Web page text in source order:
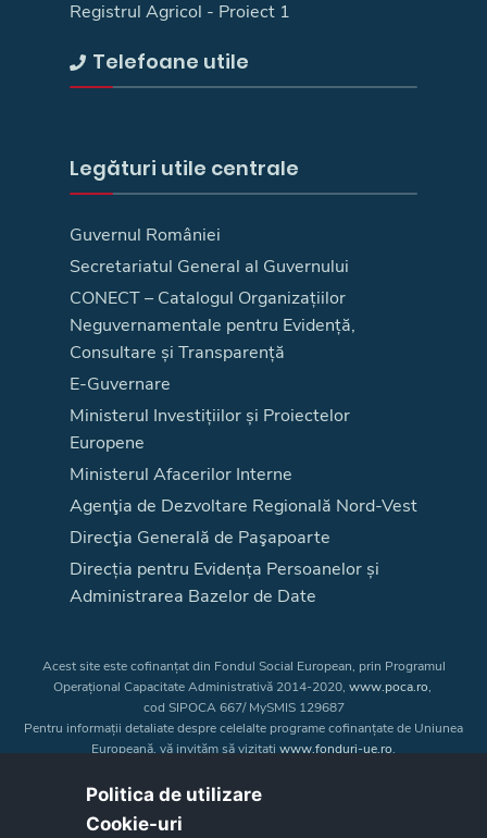
Registrul Agricol - Proiect 1
Telefoane utile
Legături utile centrale
Guvernul României
Secretariatul General al Guvernului
CONECT – Catalogul Organizațiilor
Neguvernamentale pentru Evidență,
Consultare și Transparență
E-Guvernare
Ministerul Investițiilor și Proiectelor
Europene
Ministerul Afacerilor Interne
Agenţia de Dezvoltare Regională Nord-Vest
Direcţia Generală de Paşapoarte
Direcția pentru Evidența Persoanelor și
Administrarea Bazelor de Date
Acest site este cofinanțat din Fondul Social European, prin Programul
Operațional Capacitate Administrativă 2014-2020, www.poca.ro,
cod SIPOCA 667/ MySMIS 129687
Pentru informații detaliate despre celelalte programe cofinanțate de Uniunea
Europeană, vă invităm să vizitați www.fonduri-ue.ro.
a Uniunii Europene. Întreaga responsabilitate asupra
Politica de utilizare
Cookie-uri‎